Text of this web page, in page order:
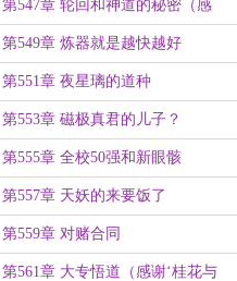
眼’成为盟主）
第547章 轮回和神道的秘密（感
谢‘影仙齐天’打赏盟主）
第549章 炼器就是越快越好
第551章 夜星璃的道种
第553章 磁极真君的儿子？
第555章 全校50强和新眼骸
第557章 天妖的来要饭了
第559章 对赌合同
第561章 大专悟道（感谢‘桂花与